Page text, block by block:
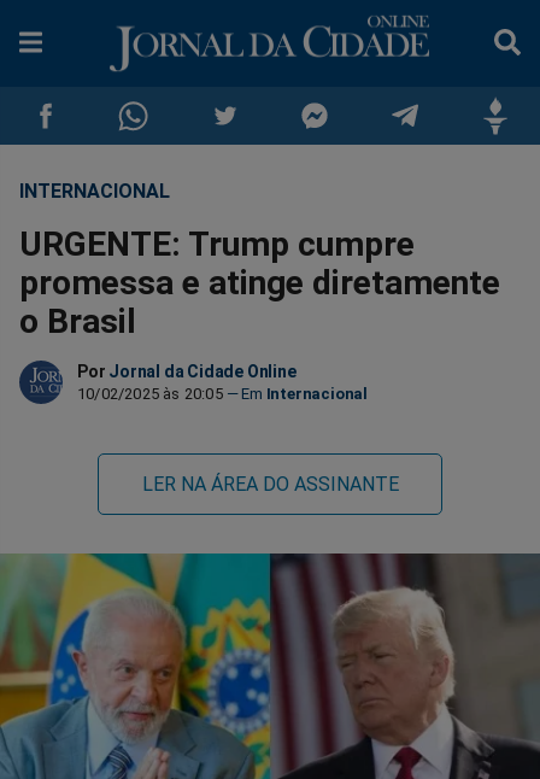
Compartilhar
no
Facebook
Compartilhar
no
Whatsapp
no
no
no
INTERNACIONAL
URGENTE: Trump cumpre
promessa e atinge diretamente
o Brasil
Por Jornal da Cidade Online
10/02/2025 às 20:05 Internacional
LER NA ÁREA DO ASSINANTE